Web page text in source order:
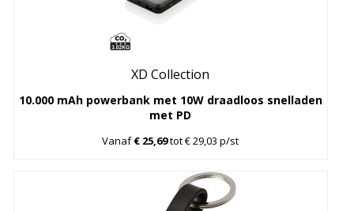
XD Collection
10.000 mAh powerbank met 10W draadloos snelladen
met PD
Vanaf€ 25,69tot € 29,03 p/st